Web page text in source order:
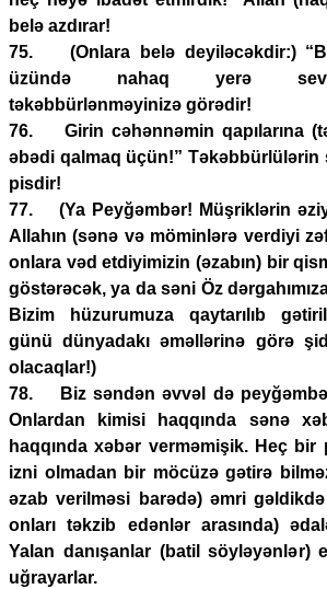
belə azdırar!
75. (Onlara belə deyiləcəkdir:)
üzündə nahaq yerə
təkəbbürlənməyinizə görədir!
76. Girin cəhənnəmin qapılarına
əbədi qalmaq üçün!” Təkəbbürlülərin
pisdir!
77. (Ya Peyğəmbər! Müşriklərin
Allahın (sənə və möminlərə verdiyi
onlara vəd etdiyimizin (əzabın) bir
göstərəcək, ya da səni Öz
Bizim hüzurumuza qaytarılıb
günü dünyadakı əməllərinə görə
olacaqlar!)
78. Biz səndən əvvəl də
Onlardan kimisi haqqında sənə
haqqında xəbər verməmişik. Heç bir
izni olmadan bir möcüzə gətirə
əzab verilməsi barədə) əmri
onları təkzib edənlər arasında)
Yalan danışanlar (batil söyləyənlər)
uğrayarlar.